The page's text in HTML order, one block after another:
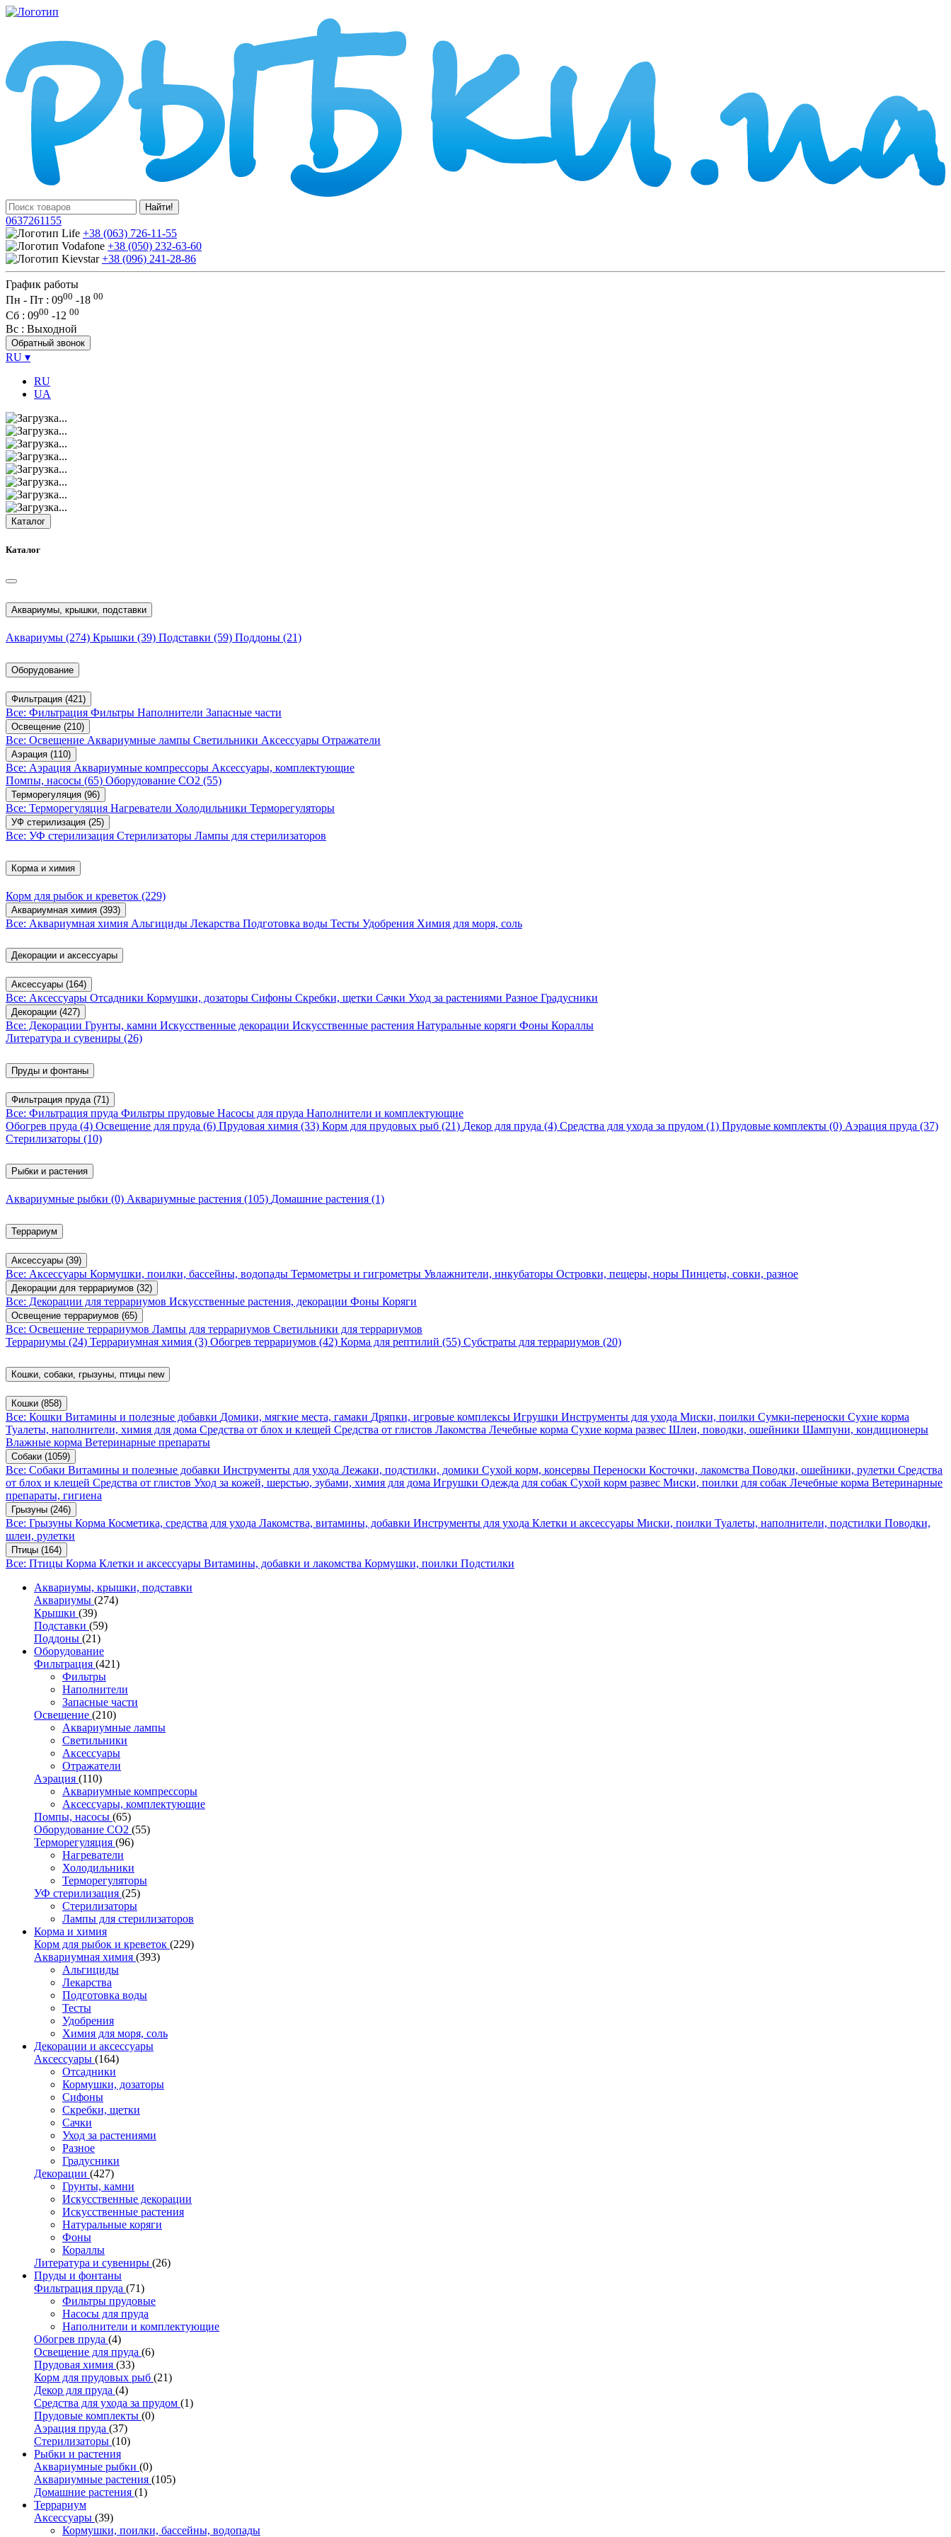
Найти!
0637261155
+38 (063) 726-11-55
+38 (050) 232-63-60
+38 (096) 241-28-86
График работы
Пн - Пт : 0900 -18 00
Сб : 0900 -12 00
Вс : Выходной
Обратный звонок
RU ▾
RU
UA
Каталог
Каталог
Аквариумы, крышки, подставки
Аквариумы (274) Крышки (39) Подставки (59) Поддоны (21)
Оборудование
Фильтрация (421)
Все: Фильтрация Фильтры Наполнители Запасные части
Освещение (210)
Все: Освещение Аквариумные лампы Светильники Аксессуары Отражатели
Аэрация (110)
Все: Аэрация Аквариумные компрессоры Аксессуары, комплектующие
Помпы, насосы (65) Оборудование CO2 (55)
Терморегуляция (96)
Все: Терморегуляция Нагреватели Холодильники Терморегуляторы
УФ стерилизация (25)
Все: УФ стерилизация Стерилизаторы Лампы для стерилизаторов
Корма и химия
Корм для рыбок и креветок (229)
Аквариумная химия (393)
Все: Аквариумная химия Альгициды Лекарства Подготовка воды Тесты Удобрения Химия для моря, соль
Декорации и аксессуары
Аксессуары (164)
Все: Аксессуары Отсадники Кормушки, дозаторы Сифоны Скребки, щетки Сачки Уход за растениями Разное Градусники
Декорации (427)
Все: Декорации Грунты, камни Искусственные декорации Искусственные растения Натуральные коряги Фоны Кораллы
Литература и сувениры (26)
Пруды и фонтаны
Фильтрация пруда (71)
Все: Фильтрация пруда Фильтры прудовые Насосы для пруда Наполнители и комплектующие
Обогрев пруда (4) Освещение для пруда (6) Прудовая химия (33) Корм для прудовых рыб (21) Декор для пруда (4) Средства для ухода за прудом (1) Прудовые комплекты (0) Аэрация пруда (37)
Стерилизаторы (10)
Рыбки и растения
Аквариумные рыбки (0) Аквариумные растения (105) Домашние растения (1)
Террариум
Аксессуары (39)
Все: Аксессуары Кормушки, поилки, бассейны, водопады Термометры и гигрометры Увлажнители, инкубаторы Островки, пещеры, норы Пинцеты, совки, разное
Декорации для террариумов (32)
Все: Декорации для террариумов Искусственные растения, декорации Фоны Коряги
Освещение террариумов (65)
Все: Освещение террариумов Лампы для террариумов Светильники для террариумов
Террариумы (24) Террариумная химия (3) Обогрев террариумов (42) Корма для рептилий (55) Субстраты для террариумов (20)
Кошки, собаки, грызуны, птицы new
Кошки (858)
Все: Кошки Витамины и полезные добавки Домики, мягкие места, гамаки Дряпки, игровые комплексы Игрушки Инструменты для ухода Миски, поилки Сумки-переноски Сухие корма
Туалеты, наполнители, химия для дома Средства от блох и клещей Средства от глистов Лакомства Лечебные корма Сухие корма развес Шлеи, поводки, ошейники Шампуни, кондиционеры
Влажные корма Ветеринарные препараты
Собаки (1059)
Все: Собаки Витамины и полезные добавки Инструменты для ухода Лежаки, подстилки, домики Сухой корм, консервы Переноски Косточки, лакомства Поводки, ошейники, рулетки Средства
от блох и клещей Средства от глистов Уход за кожей, шерстью, зубами, химия для дома Игрушки Одежда для собак Сухой корм развес Миски, поилки для собак Лечебные корма Ветеринарные
препараты, гигиена
Грызуны (246)
Все: Грызуны Корма Косметика, средства для ухода Лакомства, витамины, добавки Инструменты для ухода Клетки и аксессуары Миски, поилки Туалеты, наполнители, подстилки Поводки,
шлеи, рулетки
Птицы (164)
Все: Птицы Корма Клетки и аксессуары Витамины, добавки и лакомства Кормушки, поилки Подстилки
Аквариумы, крышки, подставки
Аквариумы (274)
Крышки (39)
Подставки (59)
Поддоны (21)
Оборудование
Фильтрация (421)
Фильтры
Наполнители
Запасные части
Освещение (210)
Аквариумные лампы
Светильники
Аксессуары
Отражатели
Аэрация (110)
Аквариумные компрессоры
Аксессуары, комплектующие
Помпы, насосы (65)
Оборудование CO2 (55)
Терморегуляция (96)
Нагреватели
Холодильники
Терморегуляторы
УФ стерилизация (25)
Стерилизаторы
Лампы для стерилизаторов
Корма и химия
Корм для рыбок и креветок (229)
Аквариумная химия (393)
Альгициды
Лекарства
Подготовка воды
Тесты
Удобрения
Химия для моря, соль
Декорации и аксессуары
Аксессуары (164)
Отсадники
Кормушки, дозаторы
Сифоны
Скребки, щетки
Сачки
Уход за растениями
Разное
Градусники
Декорации (427)
Грунты, камни
Искусственные декорации
Искусственные растения
Натуральные коряги
Фоны
Кораллы
Литература и сувениры (26)
Пруды и фонтаны
Фильтрация пруда (71)
Фильтры прудовые
Насосы для пруда
Наполнители и комплектующие
Обогрев пруда (4)
Освещение для пруда (6)
Прудовая химия (33)
Корм для прудовых рыб (21)
Декор для пруда (4)
Средства для ухода за прудом (1)
Прудовые комплекты (0)
Аэрация пруда (37)
Стерилизаторы (10)
Рыбки и растения
Аквариумные рыбки (0)
Аквариумные растения (105)
Домашние растения (1)
Террариум
Аксессуары (39)
Кормушки, поилки, бассейны, водопады